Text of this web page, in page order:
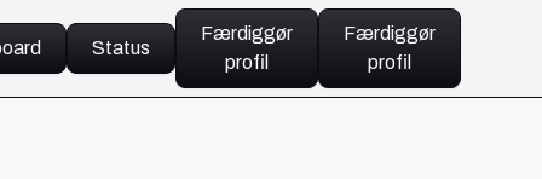
Status
Færdiggør
profil
Færdiggør
profil